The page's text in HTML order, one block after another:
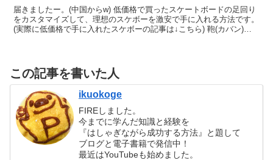
届きましたー。(中国からw) 低価格で買ったスケートボードの足回り
をカスタマイズして、理想のスケボーを激安で手に入れる方法です。
(実際に低価格で手に入れたスケボーの記事は↓こちら) 鞄(カバン)に
この記事を書いた人
ikuokoge
FIREしました。
今までに学んだ知識と経験を
『はしゃぎながら成功する方法』と題して
ブログと電子書籍で発信中！
最近はYouTubeも始めました。